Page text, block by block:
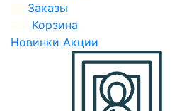
Заказы
Корзина
Новинки Акции